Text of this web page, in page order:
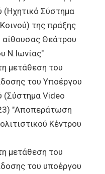
(Ηχητικό Σύστημα
της πράξης
Θεάτρου
Ν.Ιωνίας"
μετάθεση του
του Υποέργου
(Σύστημα Video
"Αποπεράτωση
Κέντρου
μετάθεση του
του υποέργου